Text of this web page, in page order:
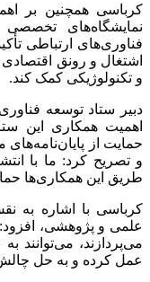
کرباسی همچنین بر
نمایشگاه‌های
فناوری‌های ارتباطی
اشتغال و رونق
و تکنولوژیکی کمک کند.
دبیر ستاد توسعه
اهمیت همکاری این
حمایت از
و تصریح کرد: ما با
طریق این همکاری‌ها
کرباسی با اشاره به
علمی و پژوهشی،
می‌پردازند، می‌توانند
عمل کرده و به حل